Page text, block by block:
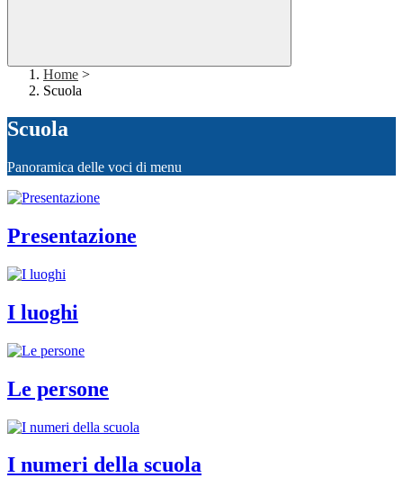
Home >
Scuola
Scuola
Panoramica delle voci di menu
Presentazione
I luoghi
Le persone
I numeri della scuola